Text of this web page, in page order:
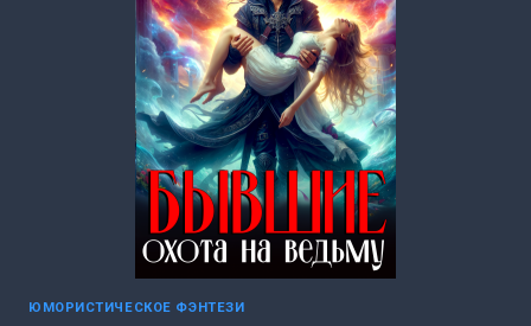
ТЕРМИ)
ЮМОРИСТИЧЕСКОЕ ФЭНТЕЗИ